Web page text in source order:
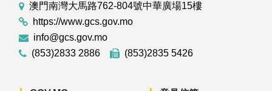
澳門南灣大馬路762-804號中華廣場15樓
https://www.gcs.gov.mo
info@gcs.gov.mo
(853)2833 2886
(853)2835 5426